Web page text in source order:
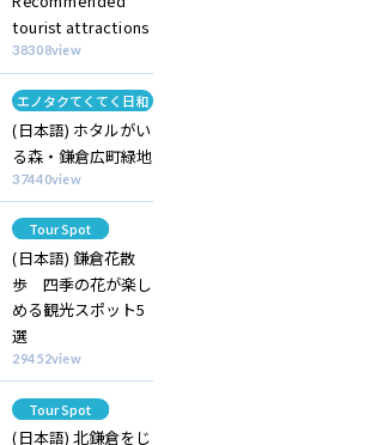
tourist attractions
38308view
(日本語) ホタルがい
る森・鎌倉広町緑地
37440view
Category
エノタクてくてく日和
(日本語) 鎌倉花散
歩 四季の花が楽し
める観光スポット5
選
29452view
Category
Tour Spot
(日本語) 北鎌倉をじ
Category
Tour Spot